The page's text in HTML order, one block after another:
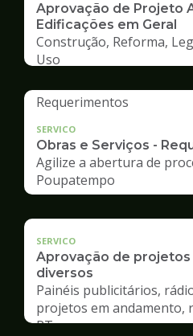
Aprovação de Projeto
Edificações em Geral
Construção, Reforma,
Uso
SERVICO
Obras e Serviços -
Agilize a abertura de
Poupatempo
SERVICO
Aprovação de
diversos
Painéis publicitários,
projetos em andamento,
RT